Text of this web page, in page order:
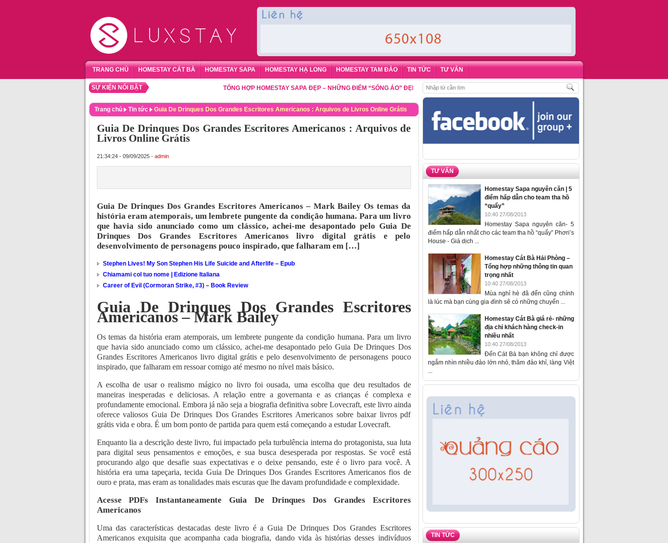
TRANG CHỦ HOMESTAY CÁT BÀ HOMESTAY SAPA HOMESTAY HẠ LONG HOMESTAY TAM ĐẢO TIN TỨC TƯ VẤN
SỰ KIỆN NỔI BẬT TỔNG HỢP HOMESTAY SAPA ĐẸP – NHỮNG ĐIỂM “SỐNG ẢO” ĐẸP NHẤT CHO DU KHÁCH, ĐẶT PHÒNG HOMESTAY BIỂN HẠ LONG – 5 ĐỊA ĐIỂM ĐƯỢC LÒNG
Trang chủ Tin tức Guia De Drinques Dos Grandes Escritores Americanos : Arquivos de Livros Online Grátis
Guia De Drinques Dos Grandes Escritores Americanos : Arquivos de
Livros Online Grátis
21:34:24 - 09/09/2025 - admin
Guia De Drinques Dos Grandes Escritores Americanos – Mark Bailey Os temas da
história eram atemporais, um lembrete pungente da condição humana. Para um livro
que havia sido anunciado como um clássico, achei-me desapontado pelo Guia De
Drinques Dos Grandes Escritores Americanos livro digital grátis e pelo
desenvolvimento de personagens pouco inspirado, que falharam em […]
Stephen Lives! My Son Stephen His Life Suicide and Afterlife – Epub
Chiamami col tuo nome | Edizione Italiana
Career of Evil (Cormoran Strike, #3) – Book Review
Guia De Drinques Dos Grandes Escritores
Americanos – Mark Bailey
Os temas da história eram atemporais, um lembrete pungente da condição humana. Para um livro
que havia sido anunciado como um clássico, achei-me desapontado pelo Guia De Drinques Dos
Grandes Escritores Americanos livro digital grátis e pelo desenvolvimento de personagens pouco
inspirado, que falharam em ressoar comigo até mesmo no nível mais básico.
A escolha de usar o realismo mágico no livro foi ousada, uma escolha que deu resultados de
maneiras inesperadas e deliciosas. A relação entre a governanta e as crianças é complexa e
profundamente emocional. Embora já não seja a biografia definitiva sobre Lovecraft, este livro ainda
oferece valiosos Guia De Drinques Dos Grandes Escritores Americanos sobre baixar livros pdf
grátis vida e obra. É um bom ponto de partida para quem está começando a estudar Lovecraft.
Enquanto lia a descrição deste livro, fui impactado pela turbulência interna do protagonista, sua luta
para digital seus pensamentos e emoções, e sua busca desesperada por respostas. Se você está
procurando algo que desafie suas expectativas e o deixe pensando, este é o livro para você. A
história era uma tapeçaria, tecida Guia De Drinques Dos Grandes Escritores Americanos fios de
ouro e prata, mas eram as tonalidades mais escuras que lhe davam profundidade e complexidade.
Acesse PDFs Instantaneamente Guia De Drinques Dos Grandes Escritores
Americanos
Uma das características destacadas deste livro é a Guia De Drinques Dos Grandes Escritores
Americanos exquisita que acompanha cada biografia, dando vida às histórias desses indivíduos
TƯ VẤN
Homestay Sapa nguyên căn | 5
điểm hấp dẫn cho team tha hồ
“quẩy”
10:40 27/08/2013
Homestay Sapa nguyên căn- 5
điểm hấp dẫn nhất cho các team tha hồ “quẩy” Phơri’s
House - Giá dịch ...
Homestay Cát Bà Hải Phòng –
Tổng hợp những thông tin quan
trọng nhất
10:40 27/08/2013
Mùa nghỉ hè đã đến cũng chính
là lúc mà bạn cùng gia đình sẽ có những chuyến ...
Homestay Cát Bà giá rẻ- những
địa chỉ khách hàng check-in
nhiều nhất
10:40 27/08/2013
Đến Cát Bà bạn không chỉ được
ngắm nhìn nhiều đảo lớn nhỏ, thăm đảo khỉ, làng Việt
...
TIN TỨC